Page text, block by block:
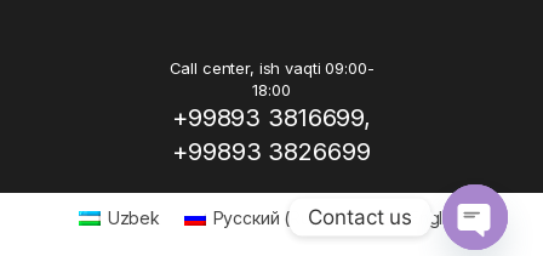
Call center, ish vaqti 09:00-
18:00
+99893 3816699,
+99893 3826699
Uzbek Русский ( Russian) English
Contact us